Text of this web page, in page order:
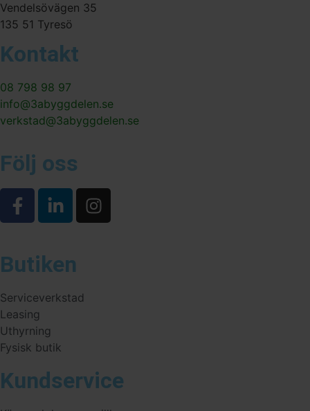
Vendelsövägen 35
135 51 Tyresö
Kontakt
08 798 98 97
info@3abyggdelen.se
verkstad@3abyggdelen.se
Följ oss
Butiken
Serviceverkstad
Leasing
Uthyrning
Fysisk butik
Kundservice